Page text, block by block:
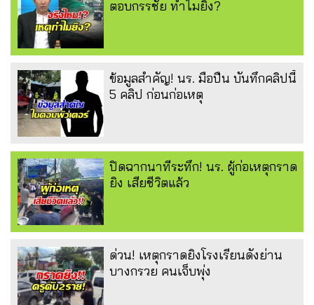
ตอบกรรชัย ทำไมยิง?
ข้อมูลสำคัญ! นร. มือปืน บันทึกคลิปนี้
5 คลิป ก่อนก่อเหตุ
ปิดฉากนาทีระทึก! นร. ผู้ก่อเหตุกราด
ยิง เสียชีวิตแล้ว
ด่วน! เหตุกราดยิงโรงเรียนดังย่าน
บางกรวย คนเจ็บพุ่ง